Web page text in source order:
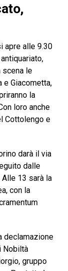
apre alle 9.30
scena le
e Giacometta,
la
loro anche
Cottolengo e
darà il via
dalle
13 sarà la
con la
declamazione
Nobiltà
gruppo